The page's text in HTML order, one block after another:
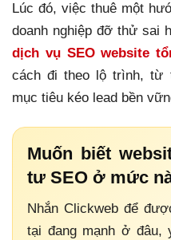
Lúc đó, việc thuê một
doanh nghiệp đỡ thử sai
dịch vụ SEO website
cách đi theo lộ trình, từ
mục tiêu kéo lead bền
Muốn biết
tư SEO ở mức
Nhắn Clickweb để
tại đang mạnh ở đâu,